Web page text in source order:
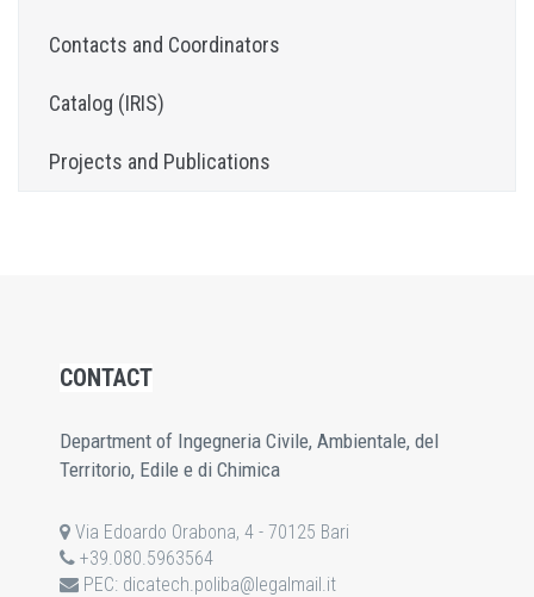
Contacts and Coordinators
Catalog (IRIS)
Projects and Publications
CONTACT
Department of Ingegneria Civile, Ambientale, del
Territorio, Edile e di Chimica
Via Edoardo Orabona, 4 - 70125 Bari
+39.080.5963564
PEC: dicatech.poliba@legalmail.it